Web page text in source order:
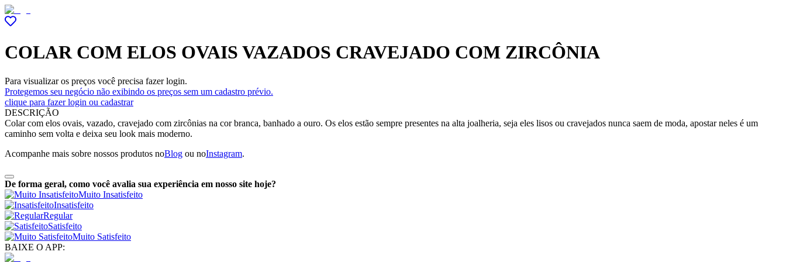
COLAR COM ELOS OVAIS VAZADOS CRAVEJADO COM ZIRCÔNIA
Para visualizar os preços você precisa fazer login.
Protegemos seu negócio não exibindo os preços sem um cadastro prévio.
clique para fazer login ou cadastrar
DESCRIÇÃO
Colar com elos ovais, vazado, cravejado com zircônias na cor branca, banhado a ouro. Os elos estão sempre presentes na alta joalheria, seja eles lisos ou cravejados nunca saem de moda, apostar neles é um
caminho sem volta e deixa seu look mais moderno.
Acompanhe mais sobre nossos produtos noBlog ou noInstagram.
De forma geral, como você avalia sua experiência em nosso site hoje?
Muito Insatisfeito
Insatisfeito
Regular
Satisfeito
Muito Satisfeito
BAIXE O APP: